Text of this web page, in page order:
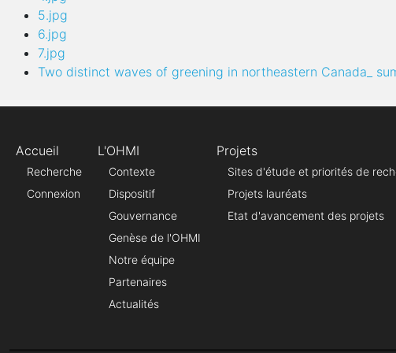
5.jpg
6.jpg
7.jpg
Two distinct waves of greening in northeastern Canada_
Accueil
Recherche
Connexion
L'OHMI
Contexte
Dispositif
Gouvernance
Genèse de l'OHMI
Notre équipe
Partenaires
Actualités
Projets
Sites d'étude et priorités de
Projets lauréats
Etat d'avancement des projets